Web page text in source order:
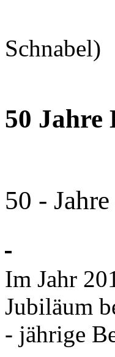
Schnabel)
50 Jahre
50 -
Im Jahr
Jubiläum
- jährige